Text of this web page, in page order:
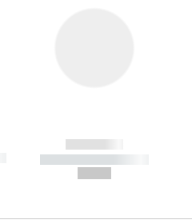
------------
----------- -----------